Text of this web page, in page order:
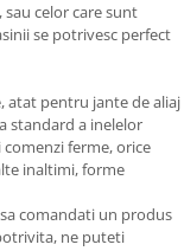
celor care sunt
se potrivesc perfect
atat pentru jante de aliaj
standard a inelelor
ferme, orice
inaltimi, forme
comandati un produs
ne puteti